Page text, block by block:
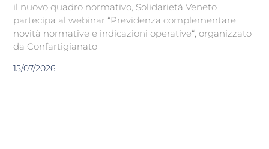
il nuovo quadro normativo, Solidarietà Veneto
partecipa al webinar “Previdenza complementare:
novità normative e indicazioni operative“, organizzato
da Confartigianato
15/07/2026